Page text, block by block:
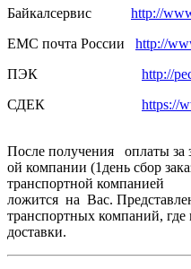
Байкалсерв­ис http://
ЕМС почта России http://
ПЭК http://
СДЕК https://
После получения оплаты за
ой компании (1день сбор
транспортн­ой компанией
ложится на Вас.
транспортных компаний,
доставки.